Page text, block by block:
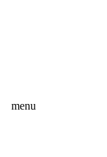
menu